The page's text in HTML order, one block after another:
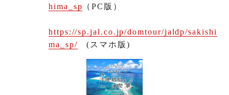
hima_sp （PC版）
https://sp.jal.co.jp/domtour/jaldp/sakishi
ma_sp/ (スマホ版)